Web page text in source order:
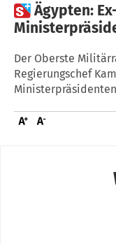
Ägypten:
Der Oberste
Regierungschef